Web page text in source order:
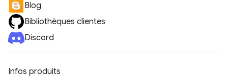
Blog
Bibliothèques clientes
Discord
Infos produits